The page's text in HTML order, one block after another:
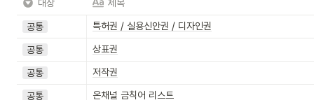
대상 제목
공통 특허권 / 실용신안권 / 디자인권
공통 상표권
공통 저작권
공통 온채널 금칙어 리스트